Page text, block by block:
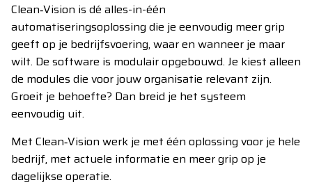
Clean‑Vision is dé alles-in-één
automatiseringsoplossing die je eenvoudig meer grip
geeft op je bedrijfsvoering, waar en wanneer je maar
wilt. De software is modulair opgebouwd. Je kiest alleen
de modules die voor jouw organisatie relevant zijn.
Groeit je behoefte? Dan breid je het systeem
eenvoudig uit.
Met Clean‑Vision werk je met één oplossing voor je hele
bedrijf, met actuele informatie en meer grip op je
dagelijkse operatie.